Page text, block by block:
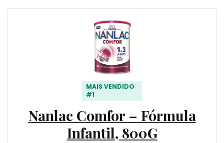
MAIS VENDIDO
#1
Nanlac Comfor – Fórmula
Infantil, 800G